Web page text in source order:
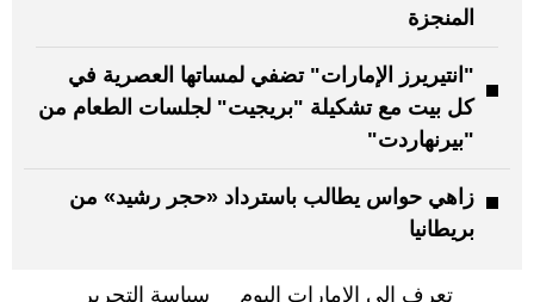
المنجزة
"انتيريرز الإمارات" تضفي لمساتها العصرية في
كل بيت مع تشكيلة "بريجيت" لجلسات الطعام من
"بيرنهاردت"
زاهي حواس يطالب باسترداد «حجر رشيد» من
بريطانيا
تعرف إلى الإمارات اليوم سياسة التحرير